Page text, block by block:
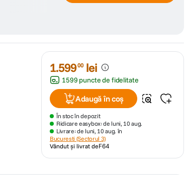
1.59900 lei
1599 puncte de fidelitate
Adaugă în coș
În stoc în depozit
Ridicare easybox: de luni, 10 aug.
Livrare: de luni, 10 aug. în
Bucuresti (Sectorul 3)
Vândut și livrat deF64